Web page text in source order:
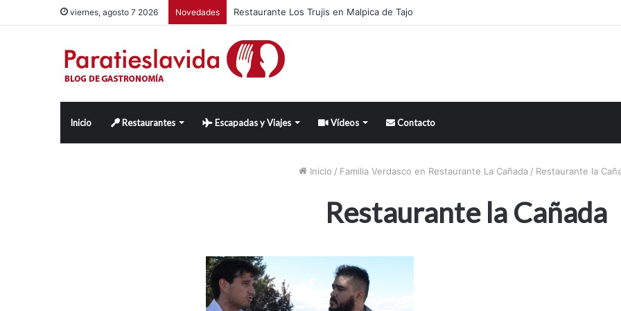
viernes, agosto 7 2026 Novedades
Inicio Restaurantes Escapadas y Viajes Vídeos Contacto
Inicio / Familia Verdasco en Restaurante La Cañada / Restaurante la
Restaurante la Cañada